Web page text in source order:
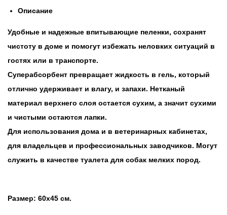
Описание
Удобные и надежные впитывающие пеленки, сохранят
чистоту в доме и помогут избежать неловких ситуаций в
гостях или в транспорте.
Суперабсорбент превращает жидкость в гель, который
отлично удерживает и влагу, и запахи. Нетканый
материал верхнего слоя остается сухим, а значит сухими
и чистыми остаются лапки.
Для использования дома и в ветеринарных кабинетах,
для владельцев и профессиональных заводчиков. Могут
служить в качестве туалета для собак мелких пород.
Размер: 60х45 см.